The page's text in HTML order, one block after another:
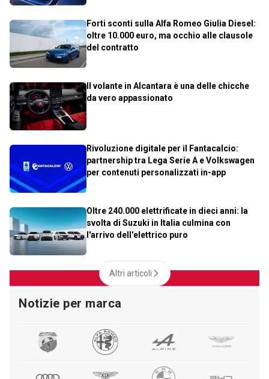
Forti sconti sulla Alfa Romeo Giulia Diesel:
oltre 10.000 euro, ma occhio alle clausole
del contratto
Il volante in Alcantara è una delle chicche
da vero appassionato
Rivoluzione digitale per il Fantacalcio:
partnership tra Lega Serie A e Volkswagen
per contenuti personalizzati in-app
Oltre 240.000 elettrificate in dieci anni: la
svolta di Suzuki in Italia culmina con
l'arrivo dell'elettrico puro
Altri articoli
Notizie per marca